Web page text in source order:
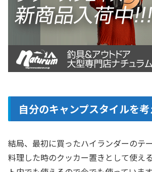
自分のキャンプスタイルを考
結局、最初に買ったハイランダーのテ
料理した時のクッカー置きとして使え